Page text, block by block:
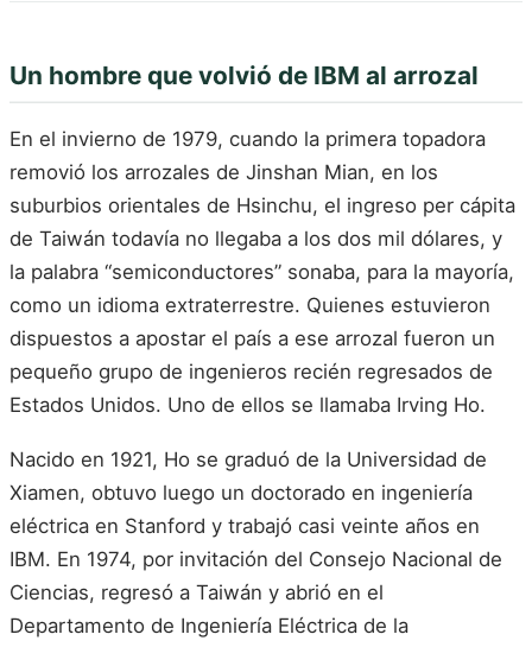
Un hombre que volvió de IBM al arrozal
En el invierno de 1979, cuando la primera topadora
removió los arrozales de Jinshan Mian, en los
suburbios orientales de Hsinchu, el ingreso per cápita
de Taiwán todavía no llegaba a los dos mil dólares, y
la palabra “semiconductores” sonaba, para la mayoría,
como un idioma extraterrestre. Quienes estuvieron
dispuestos a apostar el país a ese arrozal fueron un
pequeño grupo de ingenieros recién regresados de
Estados Unidos. Uno de ellos se llamaba Irving Ho.
Nacido en 1921, Ho se graduó de la Universidad de
Xiamen, obtuvo luego un doctorado en ingeniería
eléctrica en Stanford y trabajó casi veinte años en
IBM. En 1974, por invitación del Consejo Nacional de
Ciencias, regresó a Taiwán y abrió en el
Departamento de Ingeniería Eléctrica de la